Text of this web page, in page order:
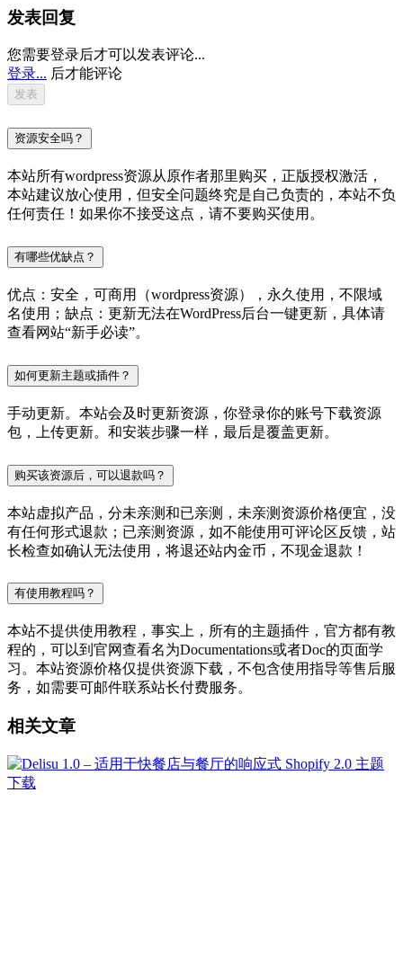
发表回复
您需要登录后才可以发表评论...
登录... 后才能评论
资源安全吗？
本站所有wordpress资源从原作者那里购买，正版授权激活，
本站建议放心使用，但安全问题终究是自己负责的，本站不负
任何责任！如果你不接受这点，请不要购买使用。
有哪些优缺点？
优点：安全，可商用（wordpress资源），永久使用，不限域
名使用；缺点：更新无法在WordPress后台一键更新，具体请
查看网站“新手必读”。
如何更新主题或插件？
手动更新。本站会及时更新资源，你登录你的账号下载资源
包，上传更新。和安装步骤一样，最后是覆盖更新。
购买该资源后，可以退款吗？
本站虚拟产品，分未亲测和已亲测，未亲测资源价格便宜，没
有任何形式退款；已亲测资源，如不能使用可评论区反馈，站
长检查如确认无法使用，将退还站内金币，不现金退款！
有使用教程吗？
本站不提供使用教程，事实上，所有的主题插件，官方都有教
程的，可以到官网查看名为Documentations或者Doc的页面学
习。本站资源价格仅提供资源下载，不包含使用指导等售后服
务，如需要可邮件联系站长付费服务。
相关文章